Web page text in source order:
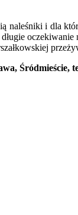
i dla
Śródmieście,